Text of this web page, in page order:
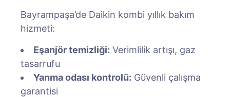
Bayrampaşa’de Daikin kombi yıllık bakım
hizmeti:
Eşanjör temizliği: Verimlilik artışı, gaz
tasarrufu
Yanma odası kontrolü: Güvenli çalışma
garantisi